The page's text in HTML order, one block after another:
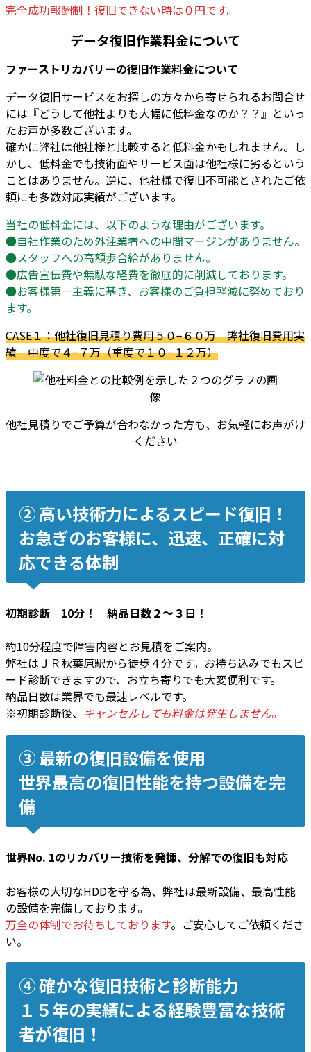
完全成功報酬制！復旧できない時は０円です。
データ復旧作業料金について
ファーストリカバリーの復旧作業料金について
データ復旧サービスをお探しの方々から寄せられるお問合せ
には『どうして他社よりも大幅に低料金なのか？？』といっ
たお声が多数ございます。
確かに弊社は他社様と比較すると低料金かもしれません。し
かし、低料金でも技術面やサービス面は他社様に劣るという
ことはありません。逆に、他社様で復旧不可能とされたご依
頼にも多数対応実績がございます。
当社の低料金には、以下のような理由がございます。
●自社作業のため外注業者への中間マージンがありません。
●スタッフへの高額歩合給がありません。
●広告宣伝費や無駄な経費を徹底的に削減しております。
●お客様第一主義に基き、お客様のご負担軽減に努めており
ます。
CASE１：他社復旧見積り費用５０−６０万 弊社復旧費用実
績 中度で４−７万（重度で１０−１２万）
他社見積りでご予算が合わなかった方も、お気軽にお声がけ
ください
② 高い技術力によるスピード復旧！
お急ぎのお客様に、迅速、正確に対
応できる体制
初期診断 10分！ 納品日数２〜３日！
約10分程度で障害内容とお見積をご案内。
弊社はＪＲ秋葉原駅から徒歩４分です。お持ち込みでもスピ
ード診断できますので、お立ち寄りでも大変便利です。
納品日数は業界でも最速レベルです。
※初期診断後、 キャンセルしても料金は発生しません。
③ 最新の復旧設備を使用
世界最高の復旧性能を持つ設備を完
備
世界No. 1のリカバリー技術を発揮、 分解での復旧も対応
お客様の大切なHDDを守る為、弊社は最新設備、最高性能
の設備を完備しております。
万全の体制でお待ちしております。ご安心してご依頼くださ
い。
④ 確かな復旧技術と診断能力
１５年の実績による経験豊富な技術
者が復旧！